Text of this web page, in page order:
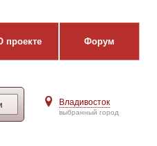
проекте Форум
Владивосток
выбранный город